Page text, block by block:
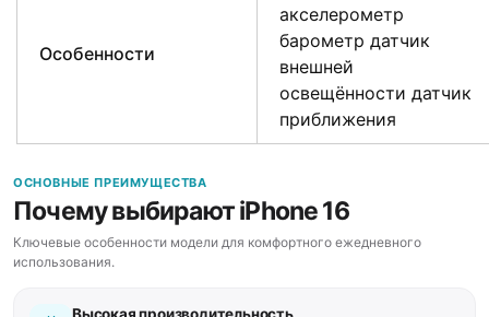
Особенности
акселерометр
барометр датчик
внешней
освещённости датчик
приближения
ОСНОВНЫЕ ПРЕИМУЩЕСТВА
Почему выбирают iPhone 16
Ключевые особенности модели для комфортного ежедневного
использования.